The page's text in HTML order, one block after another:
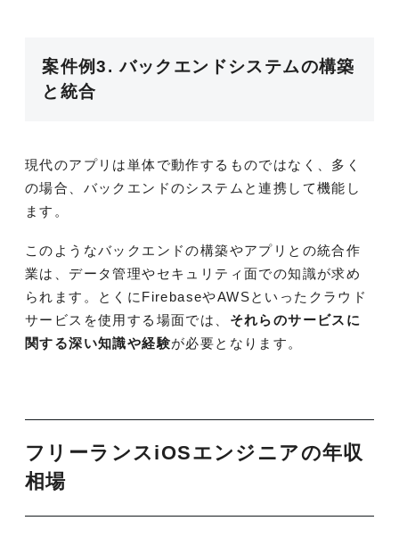
案件例3. バックエンドシステムの構築
と統合
現代のアプリは単体で動作するものではなく、多く
の場合、バックエンドのシステムと連携して機能し
ます。
このようなバックエンドの構築やアプリとの統合作
業は、データ管理やセキュリティ面での知識が求め
られます。とくにFirebaseやAWSといったクラウド
サービスを使用する場面では、 それらのサービスに
関する深い知識や経験が必要となります。
フリーランスiOSエンジニアの年収
相場